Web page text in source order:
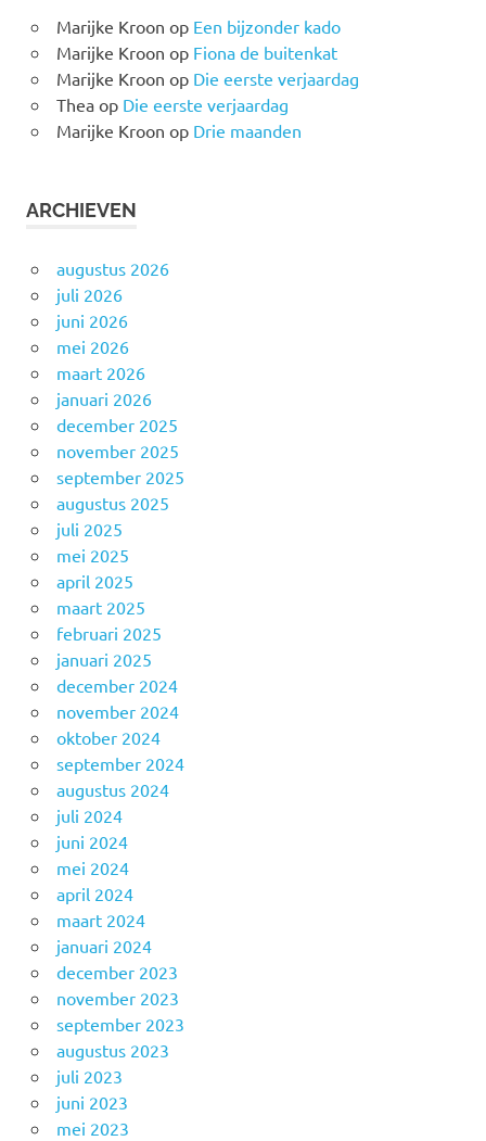
Marijke Kroon op Een bijzonder kado
Marijke Kroon op Fiona de buitenkat
Marijke Kroon op Die eerste verjaardag
Theaop Die eerste verjaardag
Marijke Kroon op Drie maanden
ARCHIEVEN
augustus 2026
juli 2026
juni 2026
mei 2026
maart 2026
januari 2026
december 2025
november 2025
september 2025
augustus 2025
juli 2025
mei 2025
april 2025
maart 2025
februari 2025
januari 2025
december 2024
november 2024
oktober 2024
september 2024
augustus 2024
juli 2024
juni 2024
mei 2024
april 2024
maart 2024
januari 2024
december 2023
november 2023
september 2023
augustus 2023
juli 2023
juni 2023
mei 2023